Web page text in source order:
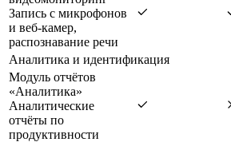
Запись с микрофонов
и веб-камер,
распознавание речи
Аналитика и идентификация
Модуль отчётов
«Аналитика»
Аналитические
отчёты по
продуктивности